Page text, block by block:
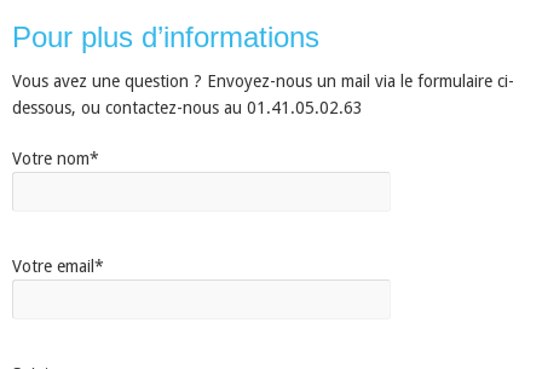
Pour plus d’informations
Vous avez une question ? Envoyez-nous un mail via le formulaire ci-
dessous, ou contactez-nous au 01.41.05.02.63
Votre nom*
Votre email*